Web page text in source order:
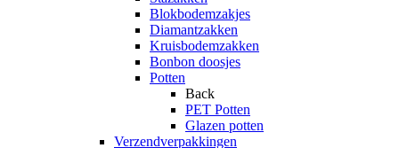
Blokbodemzakjes
Diamantzakken
Kruisbodemzakken
Bonbon doosjes
Potten
Back
PET Potten
Glazen potten
Verzendverpakkingen